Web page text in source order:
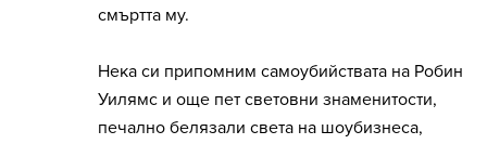
смъртта му.
Нека си припомним самоубийствата на Робин
Уилямс и още пет световни знаменитости,
печално белязали света на шоубизнеса,